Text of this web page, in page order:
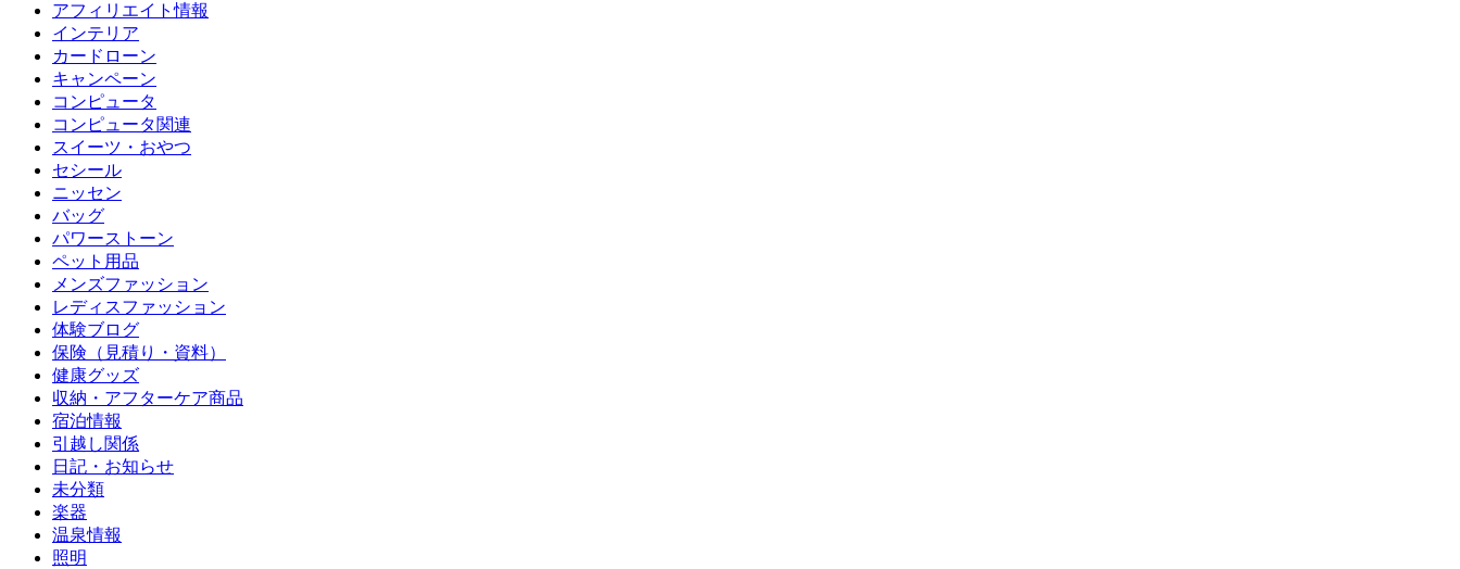
アフィリエイト情報
インテリア
カードローン
キャンペーン
コンピュータ
コンピュータ関連
スイーツ・おやつ
セシール
ニッセン
バッグ
パワーストーン
ペット用品
メンズファッション
レディスファッション
体験ブログ
保険（見積り・資料）
健康グッズ
収納・アフターケア商品
宿泊情報
引越し関係
日記・お知らせ
未分類
楽器
温泉情報
照明